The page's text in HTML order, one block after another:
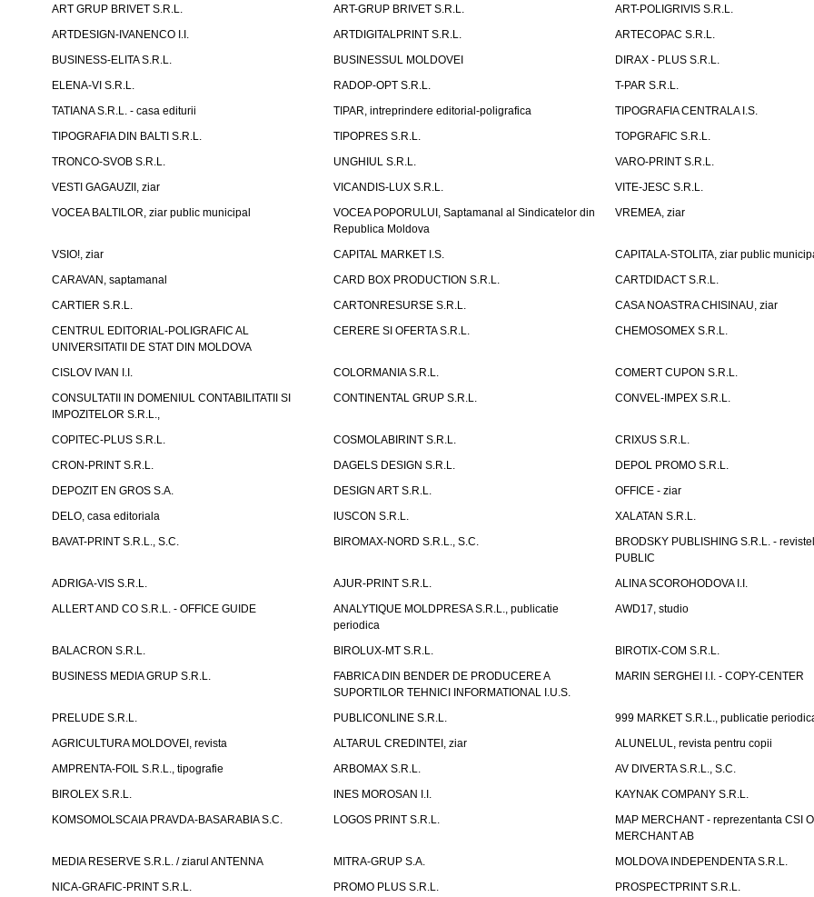
ART GRUP BRIVET S.R.L.
ART-GRUP BRIVET S.R.L.
ART-POLIGRIVIS S.R.L.
ARTDESIGN-IVANENCO I.I.
ARTDIGITALPRINT S.R.L.
ARTECOPAC S.R.L.
BUSINESS-ELITA S.R.L.
BUSINESSUL MOLDOVEI
DIRAX - PLUS S.R.L.
ELENA-VI S.R.L.
RADOP-OPT S.R.L.
T-PAR S.R.L.
TATIANA S.R.L. - casa editurii
TIPAR, intreprindere editorial-poligrafica
TIPOGRAFIA CENTRALA I.S.
TIPOGRAFIA DIN BALTI S.R.L.
TIPOPRES S.R.L.
TOPGRAFIC S.R.L.
TRONCO-SVOB S.R.L.
UNGHIUL S.R.L.
VARO-PRINT S.R.L.
VESTI GAGAUZII, ziar
VICANDIS-LUX S.R.L.
VITE-JESC S.R.L.
VOCEA BALTILOR, ziar public municipal
VOCEA POPORULUI, Saptamanal al Sindicatelor din
Republica Moldova
VREMEA, ziar
VSIO!, ziar CAPITAL MARKET I.S.
CAPITALA-STOLITA, ziar public
CARAVAN, saptamanal
CARD BOX PRODUCTION S.R.L.
CARTDIDACT S.R.L.
CARTIER S.R.L.
CARTONRESURSE S.R.L.
CASA NOASTRA CHISINAU, ziar
CENTRUL EDITORIAL-POLIGRAFIC AL
UNIVERSITATII DE STAT DIN MOLDOVA
CERERE SI OFERTA S.R.L. CHEMOSOMEX S.R.L.
CISLOV IVAN I.I. COLORMANIA S.R.L.
COMERT CUPON S.R.L.
CONSULTATII IN DOMENIUL CONTABILITATII SI
IMPOZITELOR S.R.L.,
CONTINENTAL GRUP S.R.L. CONVEL-IMPEX S.R.L.
COPITEC-PLUS S.R.L. COSMOLABIRINT S.R.L.
CRIXUS S.R.L.
CRON-PRINT S.R.L.
DAGELS DESIGN S.R.L.
DEPOL PROMO S.R.L.
DEPOZIT EN GROS S.A.
DESIGN ART S.R.L.
OFFICE - ziar
DELO, casa editoriala
IUSCON S.R.L.
XALATAN S.R.L.
BAVAT-PRINT S.R.L., S.C.
BIROMAX-NORD S.R.L., S.C.
BRODSKY PUBLISHING S.R.L. -
PUBLIC
ADRIGA-VIS S.R.L.
AJUR-PRINT S.R.L.
ALINA SCOROHODOVA I.I.
ALLERT AND CO S.R.L. - OFFICE GUIDE
ANALYTIQUE MOLDPRESA S.R.L., publicatie
periodica
AWD17, studio
BALACRON S.R.L. BIROLUX-MT S.R.L.
BIROTIX-COM S.R.L.
BUSINESS MEDIA GRUP S.R.L.
FABRICA DIN BENDER DE PRODUCERE A
SUPORTILOR TEHNICI INFORMATIONAL I.U.S.
MARIN SERGHEI I.I. - COPY-CENTER
PRELUDE S.R.L. PUBLICONLINE S.R.L.
999 MARKET S.R.L., publicatie
AGRICULTURA MOLDOVEI, revista
ALTARUL CREDINTEI, ziar
ALUNELUL, revista pentru copii
AMPRENTA-FOIL S.R.L., tipografie
ARBOMAX S.R.L.
AV DIVERTA S.R.L., S.C.
BIROLEX S.R.L.
INES MOROSAN I.I.
KAYNAK COMPANY S.R.L.
KOMSOMOLSCAIA PRAVDA-BASARABIA S.C.
LOGOS PRINT S.R.L.
MAP MERCHANT - reprezentanta CSI
MERCHANT AB
MEDIA RESERVE S.R.L. / ziarul ANTENNA
MITRA-GRUP S.A.
MOLDOVA INDEPENDENTA S.R.L.
NICA-GRAFIC-PRINT S.R.L.
PROMO PLUS S.R.L.
PROSPECTPRINT S.R.L.